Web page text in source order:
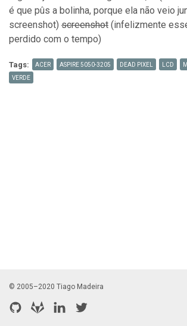
é que pûs a bolinha, porque ela não veio
screenshot) screenshot (infelizmente
perdido com o tempo)
Tags: ACER ASPIRE 5050-3205 DEAD PIXEL LCD
VERDE
© 2005–2020 Tiago Madeira